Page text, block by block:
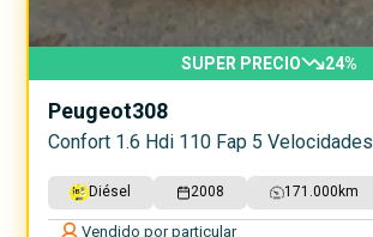
SUPER PRECIO 24%
Peugeot308
Confort 1.6 Hdi 110 Fap 5 Velocidades
Diésel 2008 171.000 km
Vendido por particular